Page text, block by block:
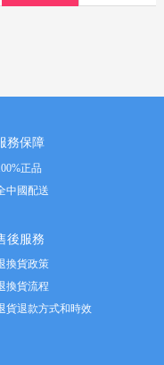
務保障
正品
中國配送
後服務
換貨政策
換貨流程
貨退款方式和時效